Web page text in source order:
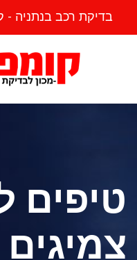
בדיקת רכב בנתניה -
טיפים